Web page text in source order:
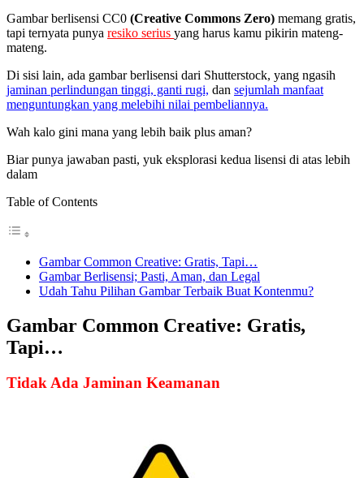
Gambar berlisensi CC0 (Creative Commons Zero) memang gratis,
tapi ternyata punya resiko serius yang harus kamu pikirin mateng-
mateng.
Di sisi lain, ada gambar berlisensi dari Shutterstock, yang ngasih
jaminan perlindungan tinggi, ganti rugi, dan sejumlah manfaat
menguntungkan yang melebihi nilai pembeliannya.
Wah kalo gini mana yang lebih baik plus aman?
Biar punya jawaban pasti, yuk eksplorasi kedua lisensi di atas lebih
dalam
Table of Contents
Gambar Common Creative: Gratis, Tapi…
Gambar Berlisensi; Pasti, Aman, dan Legal
Udah Tahu Pilihan Gambar Terbaik Buat Kontenmu?
Gambar Common Creative: Gratis,
Tapi…
Tidak Ada Jaminan Keamanan